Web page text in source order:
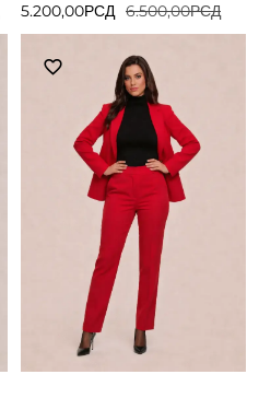
6.500,00РСД
5.200,00РСД